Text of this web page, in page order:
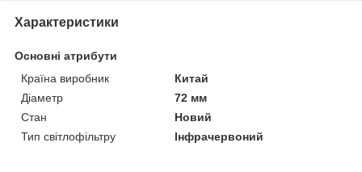
Характеристики
Основні атрибути
Країна виробник
Китай
Діаметр
72 мм
Стан
Новий
Тип світлофільтру
Інфрачервоний